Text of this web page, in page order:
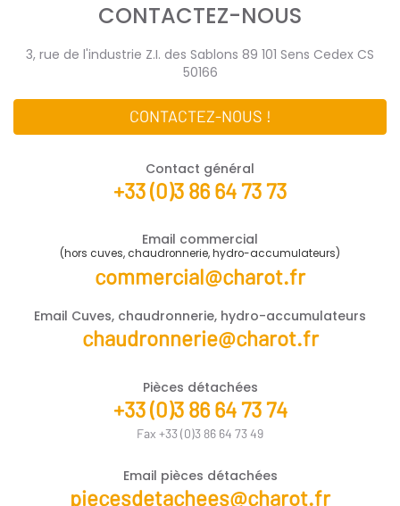
CONTACTEZ-NOUS
3, rue de l'industrie Z.I. des Sablons 89 101 Sens Cedex CS
50166
CONTACTEZ-NOUS !
Contact général
+33 (0)3 86 64 73 73
Email commercial
(hors cuves, chaudronnerie, hydro-accumulateurs)
commercial@charot.fr
Email Cuves, chaudronnerie, hydro-accumulateurs
chaudronnerie@charot.fr
Pièces détachées
+33 (0)3 86 64 73 74
Fax +33 (0)3 86 64 73 49
Email pièces détachées
piecesdetachees@charot.fr